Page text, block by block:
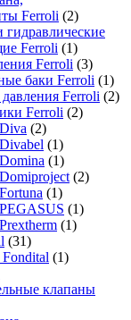
Ferroli (2)
Ferroli (1)
Ferroli (3)
баки Ferroli (1)
Ferroli (2)
Ferroli (2)
(2)
(1)
(1)
(2)
(1)
(1)
(1)
(31)
(1)
клапаны